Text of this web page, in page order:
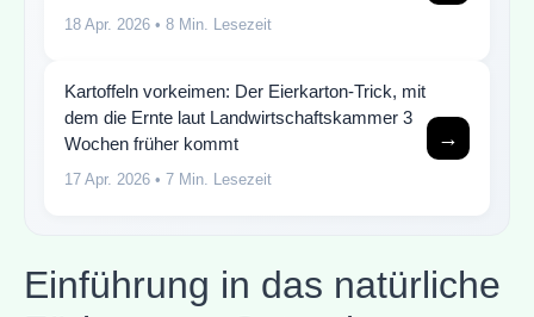
18 Apr. 2026 • 8 Min. Lesezeit
Kartoffeln vorkeimen: Der Eierkarton-Trick, mit
dem die Ernte laut Landwirtschaftskammer 3
Wochen früher kommt
17 Apr. 2026 • 7 Min. Lesezeit
→
Einführung in das natürliche